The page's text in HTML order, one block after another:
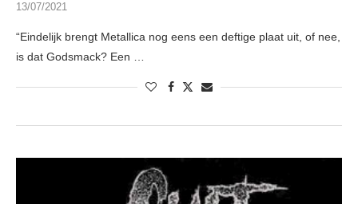
13/07/2021
“Eindelijk brengt Metallica nog eens een deftige plaat uit, of nee,
is dat Godsmack? Een …